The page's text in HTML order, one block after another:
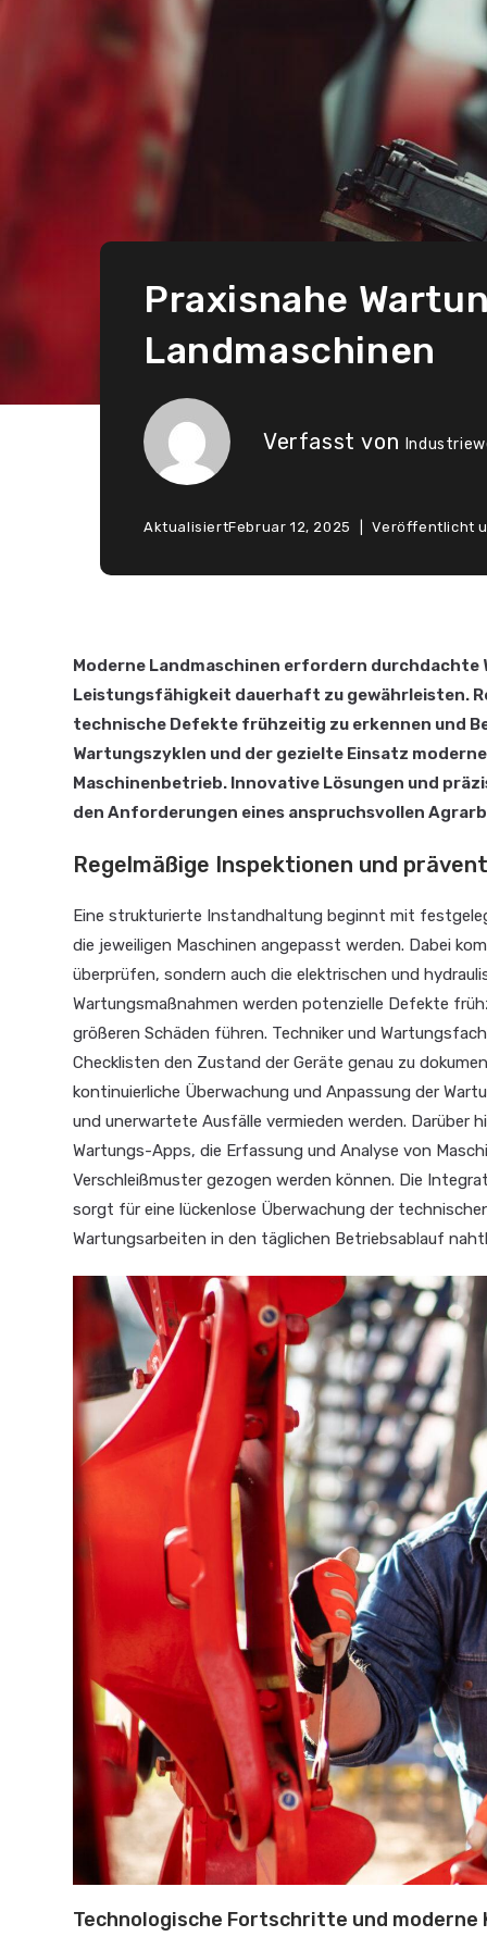
Praxisnahe
Landmaschinen
Verfasst von
AktualisiertFebruar 12, 2025 Veröffentlicht
Moderne Landmaschinen erfordern durchdachte
Leistungsfähigkeit dauerhaft zu gewährleisten.
technische Defekte frühzeitig zu erkennen und
Wartungszyklen und der gezielte Einsatz
Maschinenbetrieb. Innovative Lösungen und
den Anforderungen eines anspruchsvollen
Regelmäßige Inspektionen und
Eine strukturierte Instandhaltung beginnt mit
die jeweiligen Maschinen angepasst werden. Dabei
überprüfen, sondern auch die elektrischen und
Wartungsmaßnahmen werden potenzielle Defekte
größeren Schäden führen. Techniker und
Checklisten den Zustand der Geräte genau zu
kontinuierliche Überwachung und Anpassung der
und unerwartete Ausfälle vermieden werden. Darüber
Wartungs-Apps, die Erfassung und Analyse von
Verschleißmuster gezogen werden können. Die
sorgt für eine lückenlose Überwachung der
Wartungsarbeiten in den täglichen Betriebsablauf
Technologische Fortschritte und moderne